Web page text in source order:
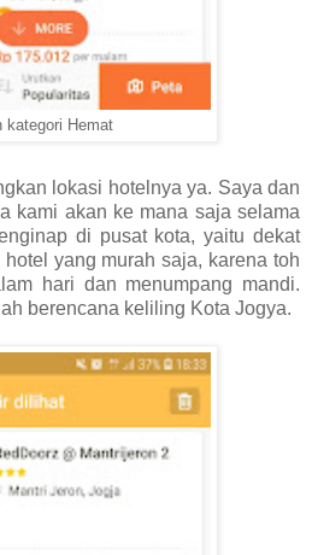
kategori Hemat
lokasi hotelnya ya. Saya dan
kami akan ke mana saja selama
di pusat kota, yaitu dekat
yang murah saja, karena toh
hari dan menumpang mandi.
berencana keliling Kota Jogya.